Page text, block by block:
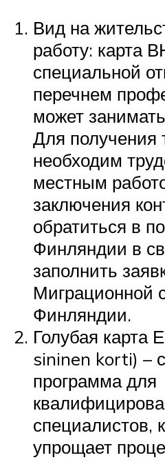
Вид на
работу: карта
специальной
перечнем
может
Для получения
необходим
местным
заключения
обратиться в
Финляндии в
заполнить
Миграционной
Финляндии.
Голубая карта
sininen korti) –
программа для
специалистов,
упрощает